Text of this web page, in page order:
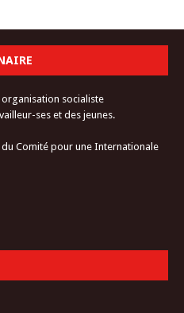
organisation socialiste
ses et des jeunes.
Comité pour une Internationale